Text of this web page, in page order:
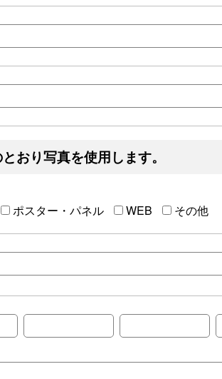
おり写真を使用します。
ポスター・パネル WEB その他